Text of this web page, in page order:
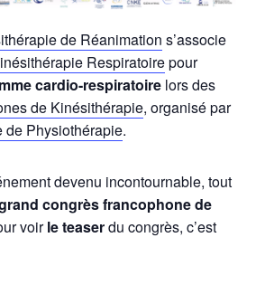
de Réanimation s’associe
Respiratoirepour
cardio-respiratoire lors des
de Kinésithérapie, organisé par
de Physiothérapie.
devenu incontournable, tout
congrès francophone de
voirle teaserdu congrès, c’est